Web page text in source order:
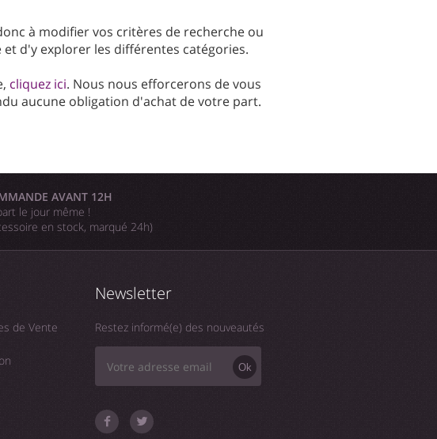
à modifier vos critères de recherche ou
d'y explorer les différentes catégories.
cliquez ici. Nous nous efforcerons de vous
aucune obligation d'achat de votre part.
AVANT 12H
le jour même !
en stock, marqué 24h)
de Vente
Newsletter
Restez informé(e) des nouveautés
Ok